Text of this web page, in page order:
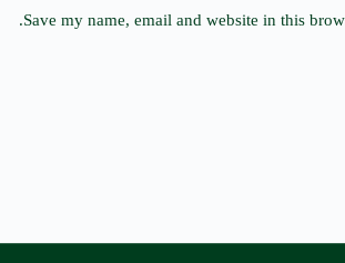
Save my name, email and website in this